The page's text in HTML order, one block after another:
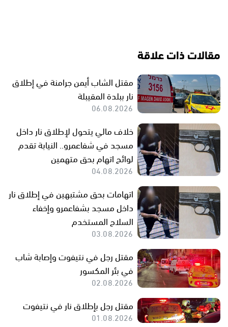
مقالات ذات علاقة
مقتل الشاب أيمن جرامنة في إطلاق
نار ببلدة المقيبلة
06.08.2026
خلاف مالي يتحول لإطلاق نار داخل
مسجد في شفاعمرو.. النيابة تقدم
لوائح اتهام بحق متهمين
04.08.2026
اتهامات بحق مشتبهين في إطلاق نار
داخل مسجد بشفاعمرو وإخفاء
السلاح المستخدم
03.08.2026
مقتل رجل في نتيفوت وإصابة شاب
في بئر المكسور
02.08.2026
مقتل رجل بإطلاق نار في نتيفوت
01.08.2026